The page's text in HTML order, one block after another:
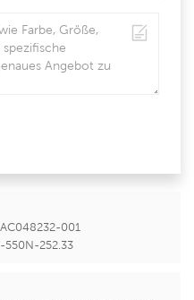
001
550N-252.33